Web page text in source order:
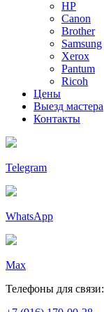
HP
Canon
Brother
Samsung
Xerox
Pantum
Ricoh
Цены
Выезд мастера
Контакты
Telegram
WhatsApp
Max
Телефоны для связи: